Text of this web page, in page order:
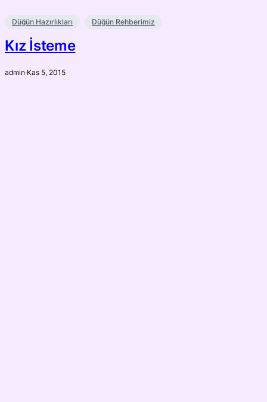
Düğün Hazırlıkları Düğün Rehberimiz
Kız İsteme
admin·Kas 5, 2015